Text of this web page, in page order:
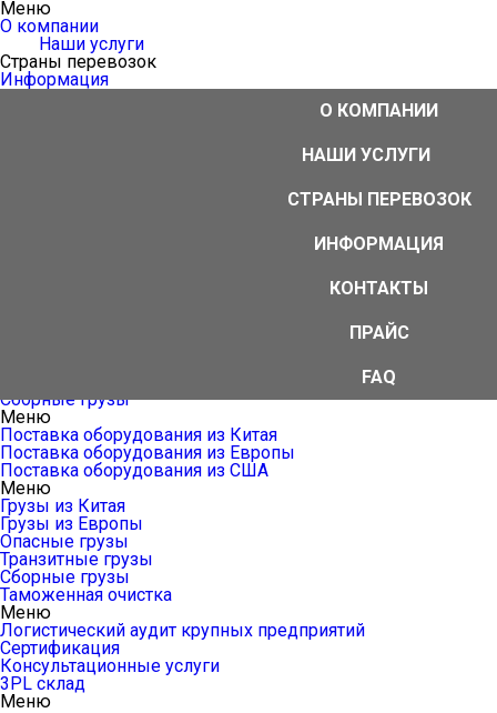
Меню
О компании
Наши услуги
Страны перевозок
Информация
Таможенное оформление грузов
Международные автомобильные перевозки грузов
Международные железнодорожные перевозки
Сборные грузы
Меню
Поставка оборудования из Китая
Поставка оборудования из Европы
Поставка оборудования из США
Меню
Грузы из Китая
Грузы из Европы
Опасные грузы
Транзитные грузы
Сборные грузы
Таможенная очистка
Меню
Логистический аудит крупных предприятий
Сертификация
Консультационные услуги
3PL склад
Меню
О КОМПАНИИ
НАШИ УСЛУГИ
СТРАНЫ ПЕРЕВОЗОК
ИНФОРМАЦИЯ
КОНТАКТЫ
ПРАЙС
FAQ